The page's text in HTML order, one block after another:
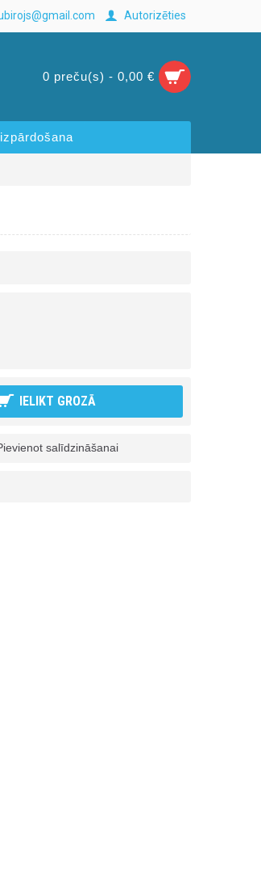
Autorizēties
0 preču(s) - 0,00 €
IELIKT GROZĀ
salīdzināšanai